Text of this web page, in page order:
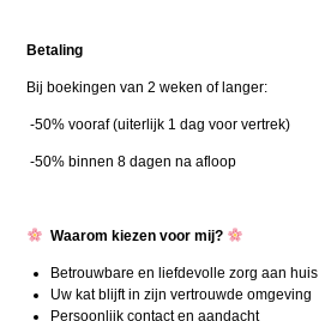
Betaling
Bij boekingen van 2 weken of langer:
-50% vooraf (uiterlijk 1 dag voor vertrek)
-50% binnen 8 dagen na afloop
Waarom kiezen voor mij?
Betrouwbare en liefdevolle zorg aan huis
Uw kat blijft in zijn vertrouwde omgeving
Persoonlijk contact en aandacht